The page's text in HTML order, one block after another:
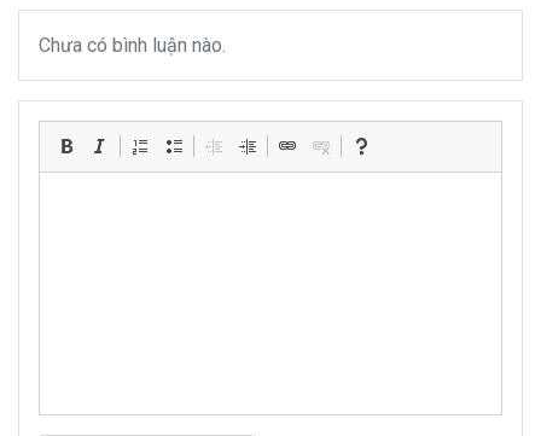
Chưa có bình luận nào.